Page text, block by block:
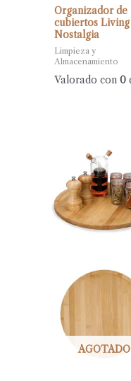
Organizador de
cubiertos Living
Nostalgia
Limpieza y
Almacenamiento
Valorado con0
AGOTADO